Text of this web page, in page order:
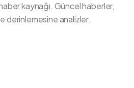
kaynağı. Güncel haberler,
derinlemesine analizler.